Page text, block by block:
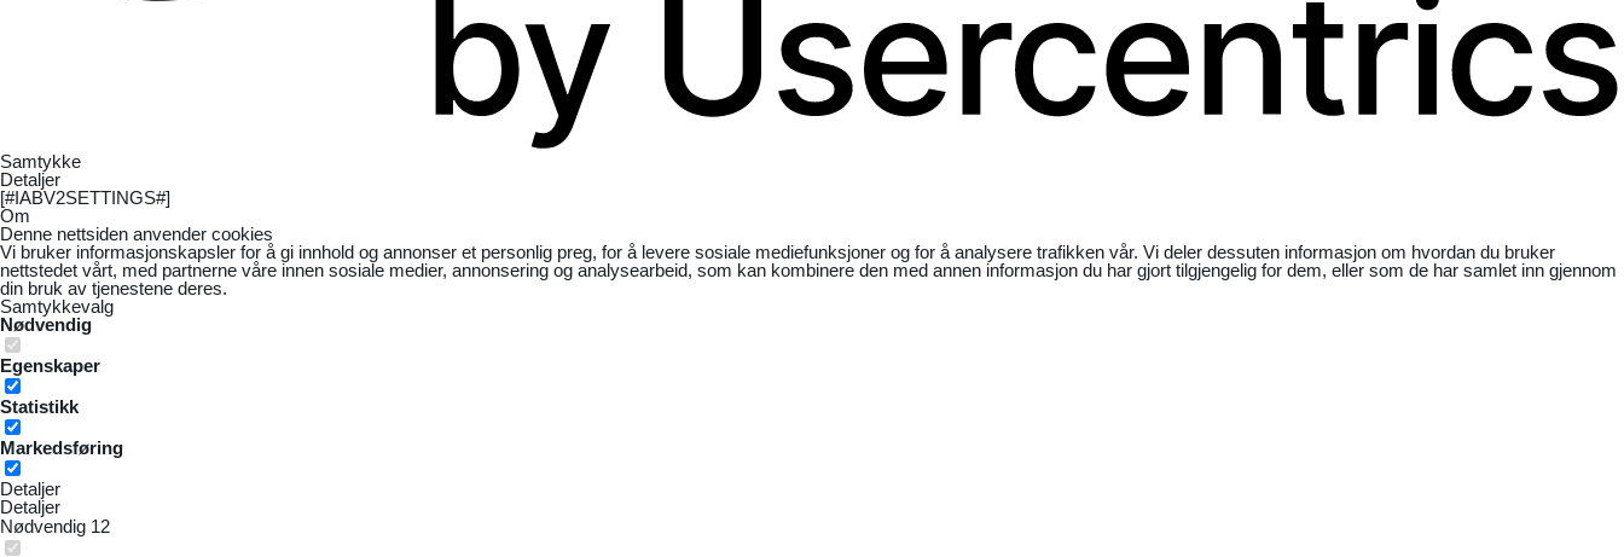
Samtykke
Detaljer
[#IABV2SETTINGS#]
Om
Denne nettsiden anvender cookies
Vi bruker informasjonskapsler for å gi innhold og annonser et personlig preg, for å levere sosiale mediefunksjoner og for å analysere trafikken vår. Vi deler dessuten informasjon om hvordan du bruker
nettstedet vårt, med partnerne våre innen sosiale medier, annonsering og analysearbeid, som kan kombinere den med annen informasjon du har gjort tilgjengelig for dem, eller som de har samlet inn gjennom
din bruk av tjenestene deres.
Samtykkevalg
Nødvendig
Egenskaper
Statistikk
Markedsføring
Detaljer
Detaljer
Nødvendig 12